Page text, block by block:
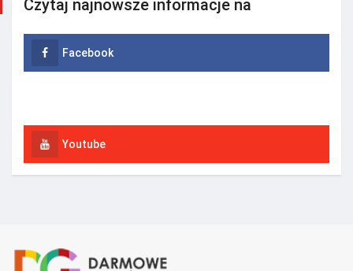
Czytaj najnowsze informacje na
Facebook
Youtube